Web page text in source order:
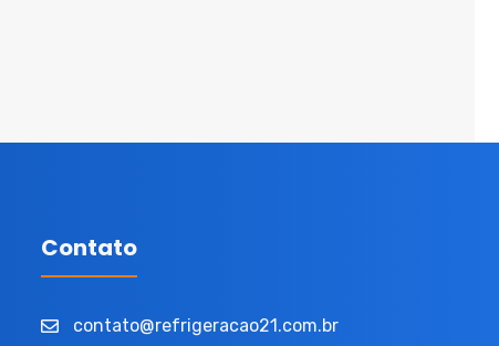
Contato
contato@refrigeracao21.com.br